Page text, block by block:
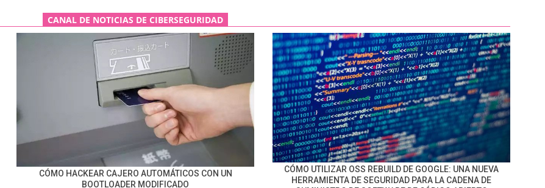
CANAL DE NOTICIAS DE CIBERSEGURIDAD
CÓMO HACKEAR CAJERO AUTOMÁTICOS CON UN
BOOTLOADER MODIFICADO
CÓMO UTILIZAR OSS REBUILD DE GOOGLE: UNA NUEVA
HERRAMIENTA DE SEGURIDAD PARA LA CADENA DE